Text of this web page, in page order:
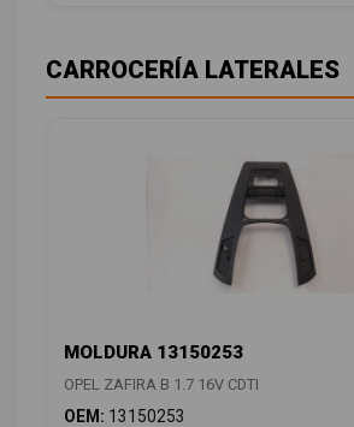
CARROCERÍA LATERALES
MOLDURA 13150253
OPEL ZAFIRA B 1.7 16V CDTI
OEM: 13150253